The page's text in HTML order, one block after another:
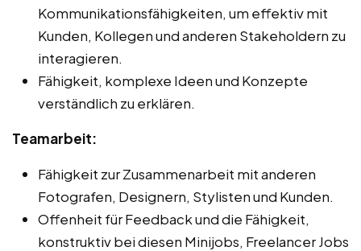
Kommunikationsfähigkeiten, um effektiv mit
Kunden, Kollegen und anderen Stakeholdern zu
interagieren.
Fähigkeit, komplexe Ideen und Konzepte
verständlich zu erklären.
Teamarbeit:
Fähigkeit zur Zusammenarbeit mit anderen
Fotografen, Designern, Stylisten und Kunden.
Offenheit für Feedback und die Fähigkeit,
konstruktiv bei diesen Minijobs, Freelancer Jobs